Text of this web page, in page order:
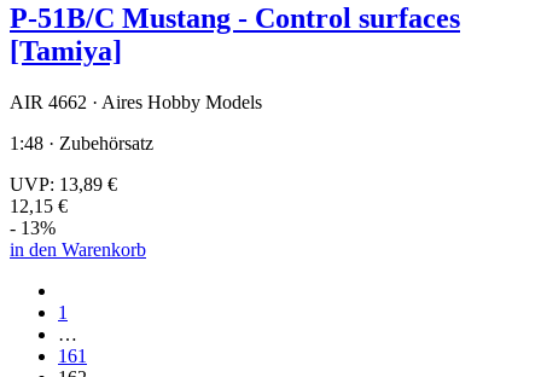
P-51B/C Mustang - Control surfaces
[Tamiya]
AIR 4662 · Aires Hobby Models
1:48 · Zubehörsatz
UVP: 13,89 €
12,15 €
- 13%
in den Warenkorb
1
…
161